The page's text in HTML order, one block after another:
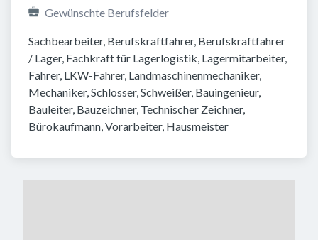
Gewünschte Berufsfelder
Sachbearbeiter, Berufskraftfahrer, Berufskraftfahrer
/ Lager, Fachkraft für Lagerlogistik, Lagermitarbeiter,
Fahrer, LKW-Fahrer, Landmaschinenmechaniker,
Mechaniker, Schlosser, Schweißer, Bauingenieur,
Bauleiter, Bauzeichner, Technischer Zeichner,
Bürokaufmann, Vorarbeiter, Hausmeister